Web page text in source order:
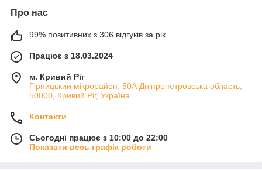
Про нас
99% позитивних з 306 відгуків за рік
Працює з 18.03.2024
м. Кривий Ріг
Гірницький мікрорайон, 50А Дніпропетровська область,
50000, Кривий Ріг, Україна
Контакти
Сьогодні працює з 10:00 до 22:00
Показати весь графік роботи